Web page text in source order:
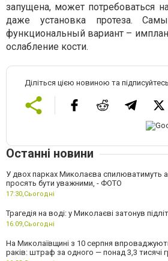
запущена, может потребоваться
даже установка протеза.
функциональный вариант –
ослабление кости.
Діліться цією новиною та
Останні новини
У двох парках Миколаєва спилюватимуть
просять бути уважними, - ФОТО
17:30, Сьогодні
Трагедія на воді: у Миколаєві затонув
16:09, Сьогодні
На Миколаївщині з 10 серпня
раків: штраф за одного — понад 3,3 тисячі